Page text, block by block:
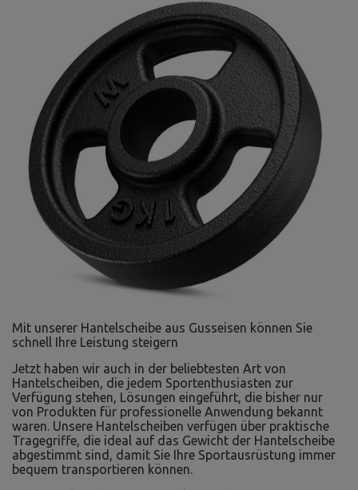
Mit unserer Hantelscheibe aus Gusseisen können Sie
schnell Ihre Leistung steigern
Jetzt haben wir auch in der beliebtesten Art von
Hantelscheiben, die jedem Sportenthusiasten zur
Verfügung stehen, Lösungen eingeführt, die bisher nur
von Produkten für professionelle Anwendung bekannt
waren. Unsere Hantelscheiben verfügen über praktische
Tragegriffe, die ideal auf das Gewicht der Hantelscheibe
abgestimmt sind, damit Sie Ihre Sportausrüstung immer
bequem transportieren können.